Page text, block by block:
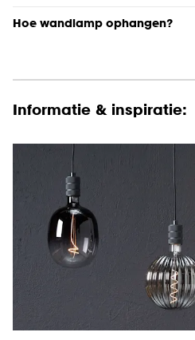
Hoe wandlamp ophangen?
Informatie & inspiratie: